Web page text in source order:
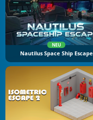
NEU
Nautilus Space Ship Escape